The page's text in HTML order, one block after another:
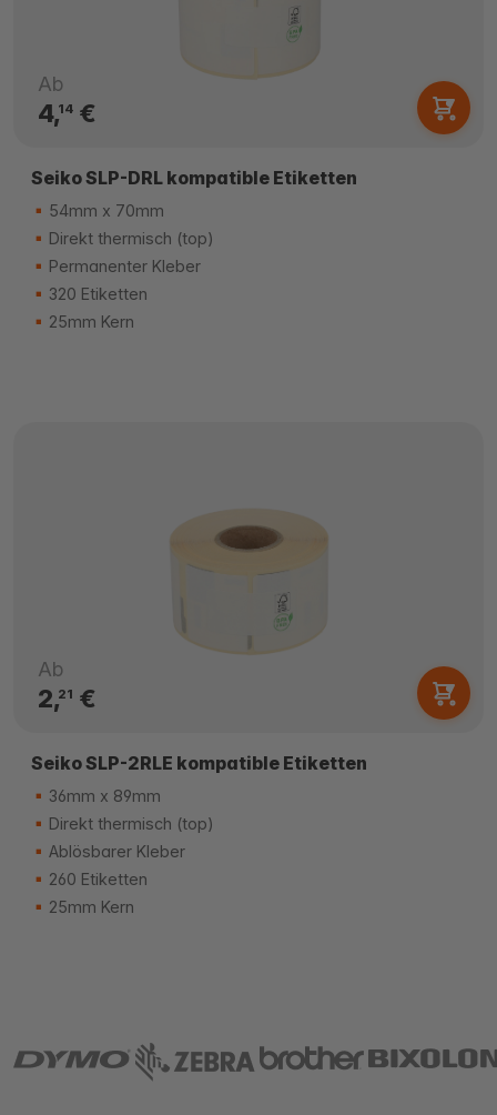
Ab
4,14€
Seiko SLP-DRL kompatible Etiketten
54mm x 70mm
Direkt thermisch (top)
Permanenter Kleber
320 Etiketten
25mm Kern
Ab
2,21 €
Seiko SLP-2RLE kompatible Etiketten
36mm x 89mm
Direkt thermisch (top)
Ablösbarer Kleber
260 Etiketten
25mm Kern